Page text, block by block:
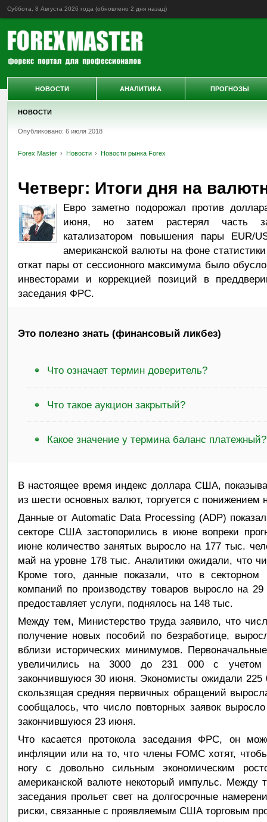
Суббота, 8 Августа 2026 года (обновлено 2 дня назад)
НОВОСТИ
Опубликовано: 6 июля 2018
Forex Master Новости Новости рынка Forex
Четверг: Итоги дня на
Евро заметно подорожал против
июня, но затем растерял часть
катализатором повышения пары EUR/
американской валюты на фоне
откат пары от сессионного максимума было
инвесторами и коррекцией позиций в
заседания ФРС.
Это полезно знать (финансовый ликбез)
Что означает термин доверитель?
Что такое аукцион закрытый?
Какое значение у термина баланс платежный?
В настоящее время индекс доллара США,
из шести основных валют, торгуется с понижением
Данные от Automatic Data Processing (ADP)
секторе США застопорились в июне вопреки
июне количество занятых выросло на 177 тыс.
май на уровне 178 тыс. Аналитики ожидали, что
Кроме того, данные показали, что в секторном
компаний по производству товаров выросло на
предоставляет услуги, поднялось на 148 тыс.
Между тем, Министерство труда заявило, что
получение новых пособий по безработице,
вблизи исторических минимумов.
увеличились на 3000 до 231 000 с учетом
закончившуюся 30 июня. Экономисты ожидали 225
скользящая средняя первичных обращений
сообщалось, что число повторных заявок
закончившуюся 23 июня.
Что касается протокола заседания ФРС, он
инфляции или на то, что члены FOMC хотят,
ногу с довольно сильным экономическим
американской валюте некоторый импульс. Между
заседания прольет свет на долгосрочные
риски, связанные с проявляемым США торговым
НОВОСТИ АНАЛИТИКА ПРОГНОЗЫ